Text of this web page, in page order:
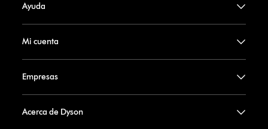
Ayuda
Mi cuenta
Empresas
Acerca de Dyson